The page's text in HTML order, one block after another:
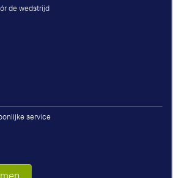
de wedstrijd
service